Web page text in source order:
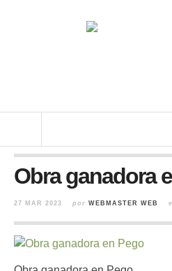
Obra ganadora
27 MAR 2023 por WEBMASTER WEB